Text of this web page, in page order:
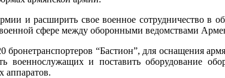
и расширить свое военное сотрудничество в
сфере между оборонными ведомствами
“Бастион”, для оснащения
и поставить оборудование
аппаратов.